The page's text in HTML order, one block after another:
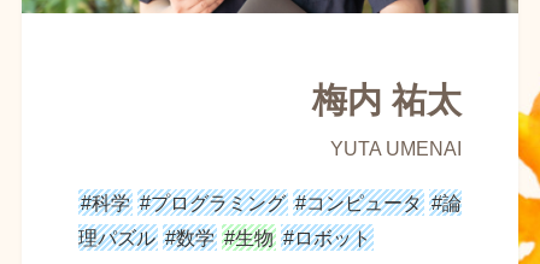
梅内 祐太
YUTA UMENAI
#科学 #プログラミング #コンピュータ #論
理パズル #数学 #生物 #ロボット